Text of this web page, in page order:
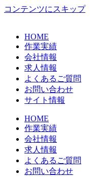
コンテンツにスキップ
HOME
作業実績
会社情報
求人情報
よくあるご質問
お問い合わせ
サイト情報
HOME
作業実績
会社情報
求人情報
よくあるご質問
お問い合わせ